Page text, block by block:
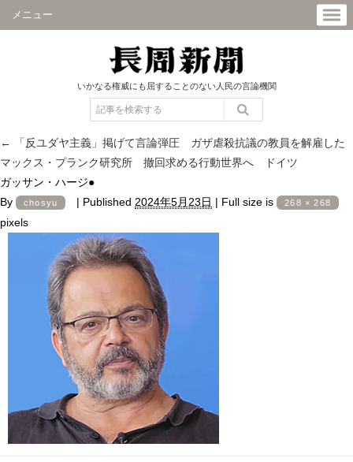
メニュー
いかなる権威にも屈することのない人民の言論機関
←
「反ユダヤ主義」掲げて言論弾圧 ガザ虐殺抗議の教員を解雇した
マックス・プランク研究所 撤回求める行動世界へ ドイツ
ガッサン・ハージ●
By
chosyu | Published 2024年5月23日 | Full size is 268 × 268
pixels